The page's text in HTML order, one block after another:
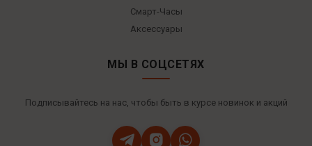
Смарт-Часы
Аксессуары
МЫ В СОЦСЕТЯХ
Подписывайтесь на нас, чтобы быть в курсе новинок и акций